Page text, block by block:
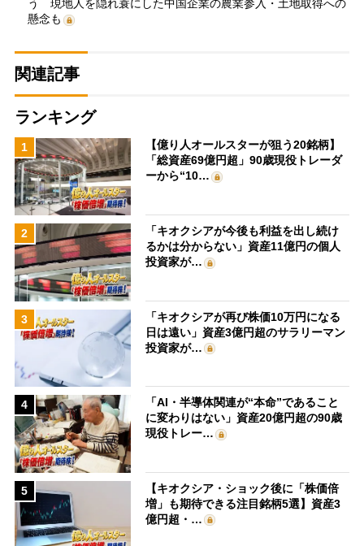
う 現地人を隠れ蓑にした中国企業の農業参入・土地取得への
懸念も
関連記事
ランキング
1
【億り人オールスターが狙う20銘柄】
「総資産69億円超」90歳現役トレーダ
ーから“10…
2
「キオクシアが今後も利益を出し続け
るかは分からない」資産11億円の個人
投資家が…
3
「キオクシアが再び株価10万円になる
日は遠い」資産3億円超のサラリーマン
投資家が…
4
「AI・半導体関連が“本命”であること
に変わりはない」資産20億円超の90歳
現役トレー…
5
【キオクシア・ショック後に「株価倍
増」も期待できる注目銘柄5選】資産3
億円超・…